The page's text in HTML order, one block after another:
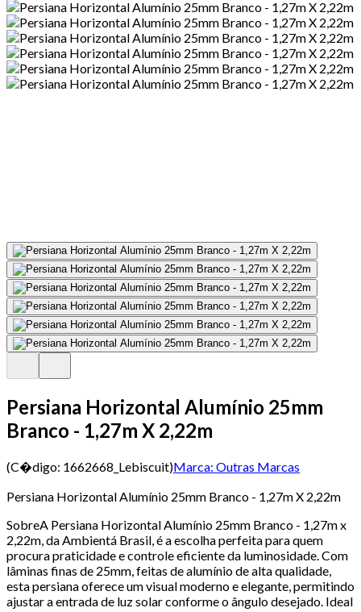
Persiana Horizontal Alumínio 25mm
Branco - 1,27m X 2,22m
(C�digo: 1662668_Lebiscuit)Marca: Outras Marcas
Persiana Horizontal Alumínio 25mm Branco - 1,27m X 2,22m
SobreA Persiana Horizontal Alumínio 25mm Branco - 1,27m x
2,22m, da Ambientá Brasil, é a escolha perfeita para quem
procura praticidade e controle eficiente da luminosidade. Com
lâminas finas de 25mm, feitas de alumínio de alta qualidade,
esta persiana oferece um visual moderno e elegante, permitindo
ajustar a entrada de luz solar conforme o ângulo desejado. Ideal